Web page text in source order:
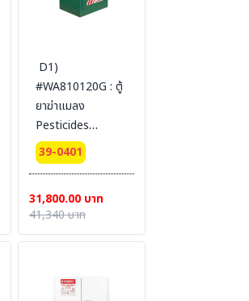
D1)
#WA810120G : ตู้
ยาฆ่าแมลง
Pesticides
Cabinets 45 L 1
door (manual)
Ext
dimension(HxWxD/cm)
89x59x46
สายดิน)
39-0401
31,800.00 บาท
41,340 บาท